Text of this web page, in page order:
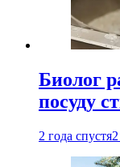
Биолог
посуду
2 года спустя